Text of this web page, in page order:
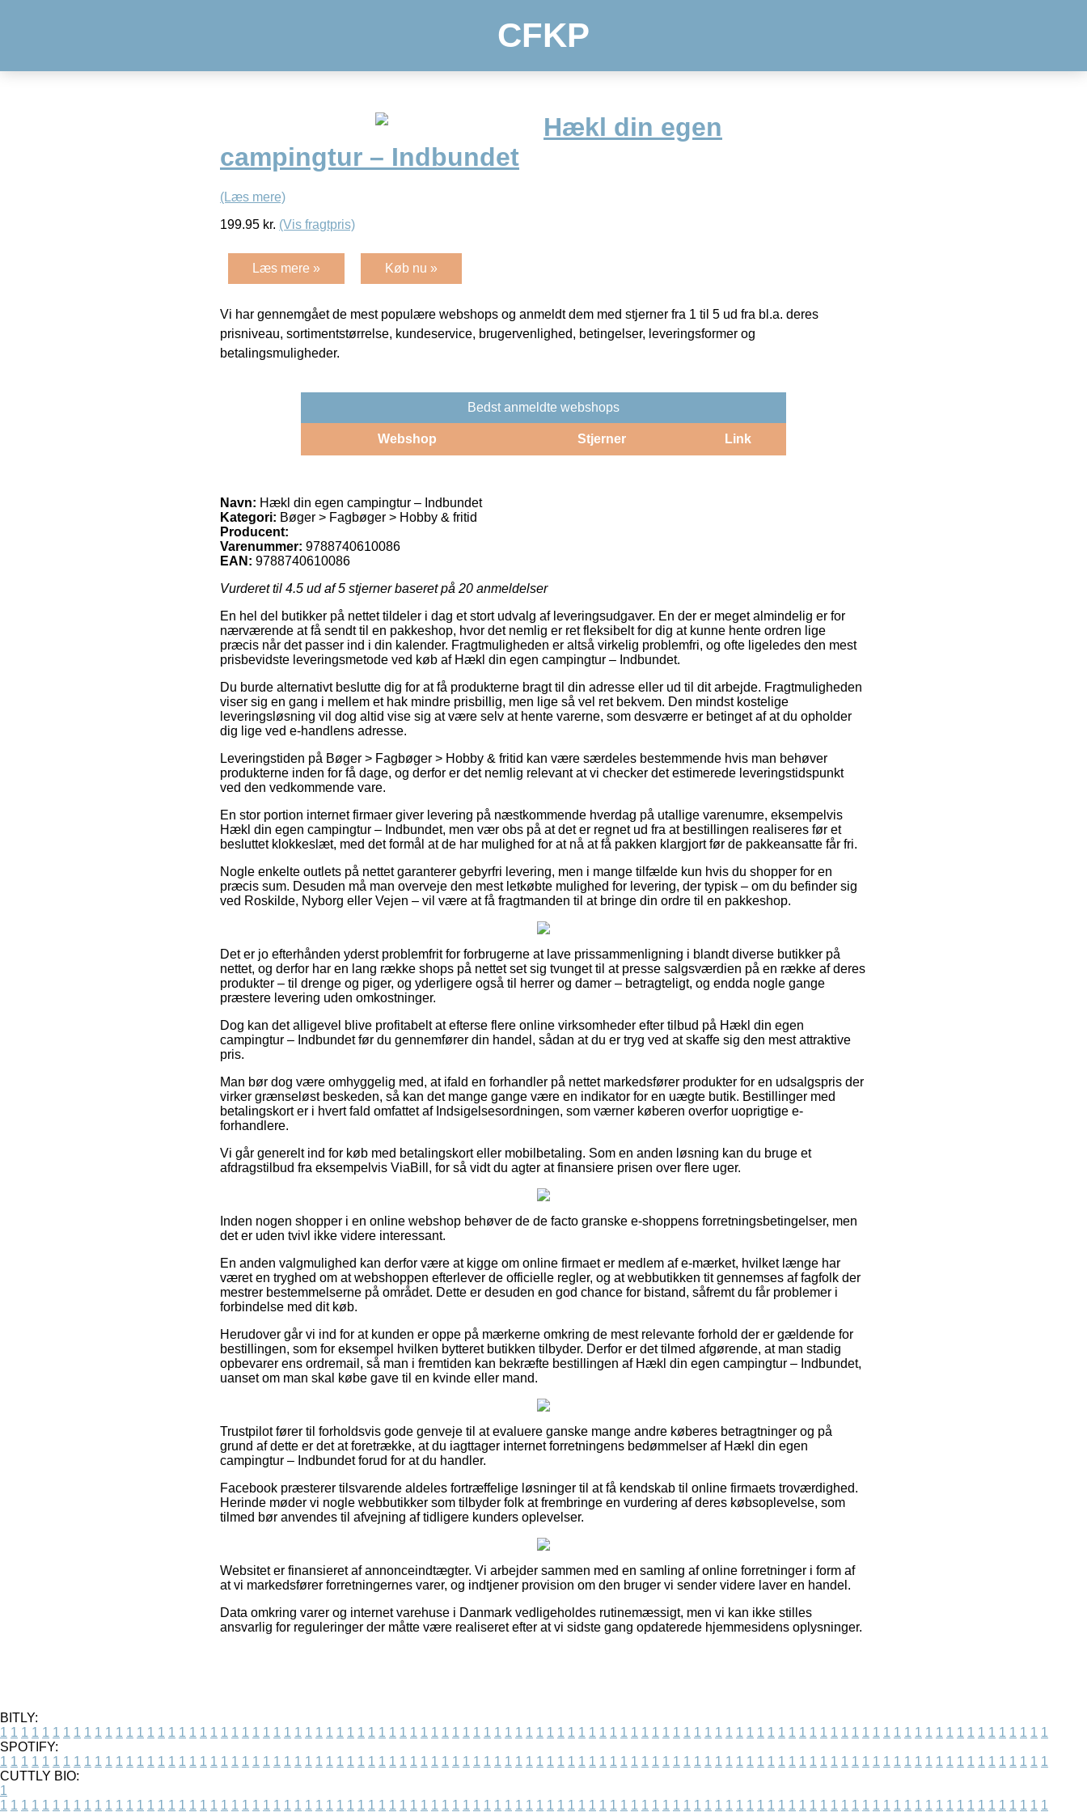
CFKP
Hækl din egen
campingtur – Indbundet
(Læs mere)
199.95 kr. (Vis fragtpris)
Læs mere » Køb nu »
Vi har gennemgået de mest populære webshops og anmeldt dem med stjerner fra 1 til 5 ud fra bl.a. deres
prisniveau, sortimentstørrelse, kundeservice, brugervenlighed, betingelser, leveringsformer og
betalingsmuligheder.
Bedst anmeldte webshops
Webshop Stjerner Link
Navn: Hækl din egen campingtur – Indbundet
Kategori: Bøger > Fagbøger > Hobby & fritid
Producent:
Varenummer: 9788740610086
EAN: 9788740610086
Vurderet til 4.5 ud af 5 stjerner baseret på 20 anmeldelser
En hel del butikker på nettet tildeler i dag et stort udvalg af leveringsudgaver. En der er meget almindelig er for
nærværende at få sendt til en pakkeshop, hvor det nemlig er ret fleksibelt for dig at kunne hente ordren lige
præcis når det passer ind i din kalender. Fragtmuligheden er altså virkelig problemfri, og ofte ligeledes den mest
prisbevidste leveringsmetode ved køb af Hækl din egen campingtur – Indbundet.
Du burde alternativt beslutte dig for at få produkterne bragt til din adresse eller ud til dit arbejde. Fragtmuligheden
viser sig en gang i mellem et hak mindre prisbillig, men lige så vel ret bekvem. Den mindst kostelige
leveringsløsning vil dog altid vise sig at være selv at hente varerne, som desværre er betinget af at du opholder
dig lige ved e-handlens adresse.
Leveringstiden på Bøger > Fagbøger > Hobby & fritid kan være særdeles bestemmende hvis man behøver
produkterne inden for få dage, og derfor er det nemlig relevant at vi checker det estimerede leveringstidspunkt
ved den vedkommende vare.
En stor portion internet firmaer giver levering på næstkommende hverdag på utallige varenumre, eksempelvis
Hækl din egen campingtur – Indbundet, men vær obs på at det er regnet ud fra at bestillingen realiseres før et
besluttet klokkeslæt, med det formål at de har mulighed for at nå at få pakken klargjort før de pakkeansatte får fri.
Nogle enkelte outlets på nettet garanterer gebyrfri levering, men i mange tilfælde kun hvis du shopper for en
præcis sum. Desuden må man overveje den mest letkøbte mulighed for levering, der typisk – om du befinder sig
ved Roskilde, Nyborg eller Vejen – vil være at få fragtmanden til at bringe din ordre til en pakkeshop.
Det er jo efterhånden yderst problemfrit for forbrugerne at lave prissammenligning i blandt diverse butikker på
nettet, og derfor har en lang række shops på nettet set sig tvunget til at presse salgsværdien på en række af deres
produkter – til drenge og piger, og yderligere også til herrer og damer – betragteligt, og endda nogle gange
præstere levering uden omkostninger.
Dog kan det alligevel blive profitabelt at efterse flere online virksomheder efter tilbud på Hækl din egen
campingtur – Indbundet før du gennemfører din handel, sådan at du er tryg ved at skaffe sig den mest attraktive
pris.
Man bør dog være omhyggelig med, at ifald en forhandler på nettet markedsfører produkter for en udsalgspris der
virker grænseløst beskeden, så kan det mange gange være en indikator for en uægte butik. Bestillinger med
betalingskort er i hvert fald omfattet af Indsigelsesordningen, som værner køberen overfor uoprigtige e-
forhandlere.
Vi går generelt ind for køb med betalingskort eller mobilbetaling. Som en anden løsning kan du bruge et
afdragstilbud fra eksempelvis ViaBill, for så vidt du agter at finansiere prisen over flere uger.
Inden nogen shopper i en online webshop behøver de de facto granske e-shoppens forretningsbetingelser, men
det er uden tvivl ikke videre interessant.
En anden valgmulighed kan derfor være at kigge om online firmaet er medlem af e-mærket, hvilket længe har
været en tryghed om at webshoppen efterlever de officielle regler, og at webbutikken tit gennemses af fagfolk der
mestrer bestemmelserne på området. Dette er desuden en god chance for bistand, såfremt du får problemer i
forbindelse med dit køb.
Herudover går vi ind for at kunden er oppe på mærkerne omkring de mest relevante forhold der er gældende for
bestillingen, som for eksempel hvilken bytteret butikken tilbyder. Derfor er det tilmed afgørende, at man stadig
opbevarer ens ordremail, så man i fremtiden kan bekræfte bestillingen af Hækl din egen campingtur – Indbundet,
uanset om man skal købe gave til en kvinde eller mand.
Trustpilot fører til forholdsvis gode genveje til at evaluere ganske mange andre køberes betragtninger og på
grund af dette er det at foretrække, at du iagttager internet forretningens bedømmelser af Hækl din egen
campingtur – Indbundet forud for at du handler.
Facebook præsterer tilsvarende aldeles fortræffelige løsninger til at få kendskab til online firmaets troværdighed.
Herinde møder vi nogle webbutikker som tilbyder folk at frembringe en vurdering af deres købsoplevelse, som
tilmed bør anvendes til afvejning af tidligere kunders oplevelser.
Websitet er finansieret af annonceindtægter. Vi arbejder sammen med en samling af online forretninger i form af
at vi markedsfører forretningernes varer, og indtjener provision om den bruger vi sender videre laver en handel.
Data omkring varer og internet varehuse i Danmark vedligeholdes rutinemæssigt, men vi kan ikke stilles
ansvarlig for reguleringer der måtte være realiseret efter at vi sidste gang opdaterede hjemmesidens oplysninger.
BITLY:
1 1 1 1 1 1 1 1 1 1 1 1 1 1 1 1 1 1 1 1 1 1 1 1 1 1 1 1 1 1 1 1 1 1 1 1 1 1 1 1 1 1 1 1 1 1 1 1 1 1 1 1 1 1 1 1 1 1 1 1 1 1 1 1 1 1 1 1 1 1 1 1 1 1 1 1 1 1 1 1 1 1 1 1 1 1 1 1 1 1 1 1 1 1 1 1 1 1 1 1
SPOTIFY:
1 1 1 1 1 1 1 1 1 1 1 1 1 1 1 1 1 1 1 1 1 1 1 1 1 1 1 1 1 1 1 1 1 1 1 1 1 1 1 1 1 1 1 1 1 1 1 1 1 1 1 1 1 1 1 1 1 1 1 1 1 1 1 1 1 1 1 1 1 1 1 1 1 1 1 1 1 1 1 1 1 1 1 1 1 1 1 1 1 1 1 1 1 1 1 1 1 1 1 1
CUTTLY BIO:
1
1 1 1 1 1 1 1 1 1 1 1 1 1 1 1 1 1 1 1 1 1 1 1 1 1 1 1 1 1 1 1 1 1 1 1 1 1 1 1 1 1 1 1 1 1 1 1 1 1 1 1 1 1 1 1 1 1 1 1 1 1 1 1 1 1 1 1 1 1 1 1 1 1 1 1 1 1 1 1 1 1 1 1 1 1 1 1 1 1 1 1 1 1 1 1 1 1 1 1 1